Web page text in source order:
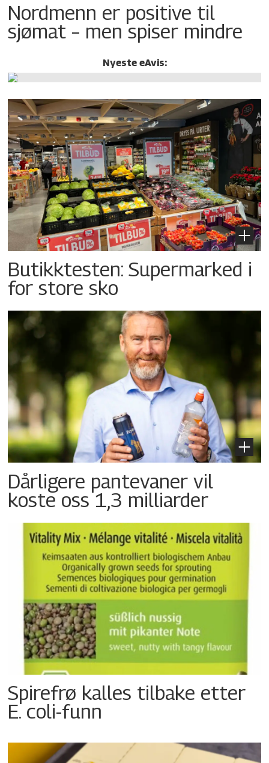
Nordmenn er positive til
sjømat – men spiser mindre
Nyeste eAvis:
Butikktesten: Supermarked i
for store sko
Dårligere pantevaner vil
koste oss 1,3 milliarder
Spirefrø kalles tilbake etter
E. coli-funn